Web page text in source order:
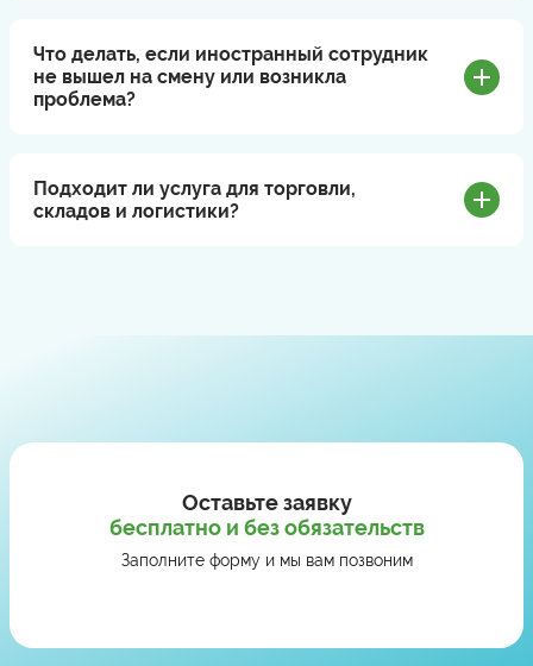
Что делать, если иностранный сотрудник
не вышел на смену или возникла
проблема?
Подходит ли услуга для торговли,
складов и логистики?
Оставьте заявку
бесплатно и без обязательств
Заполните форму и мы вам позвоним